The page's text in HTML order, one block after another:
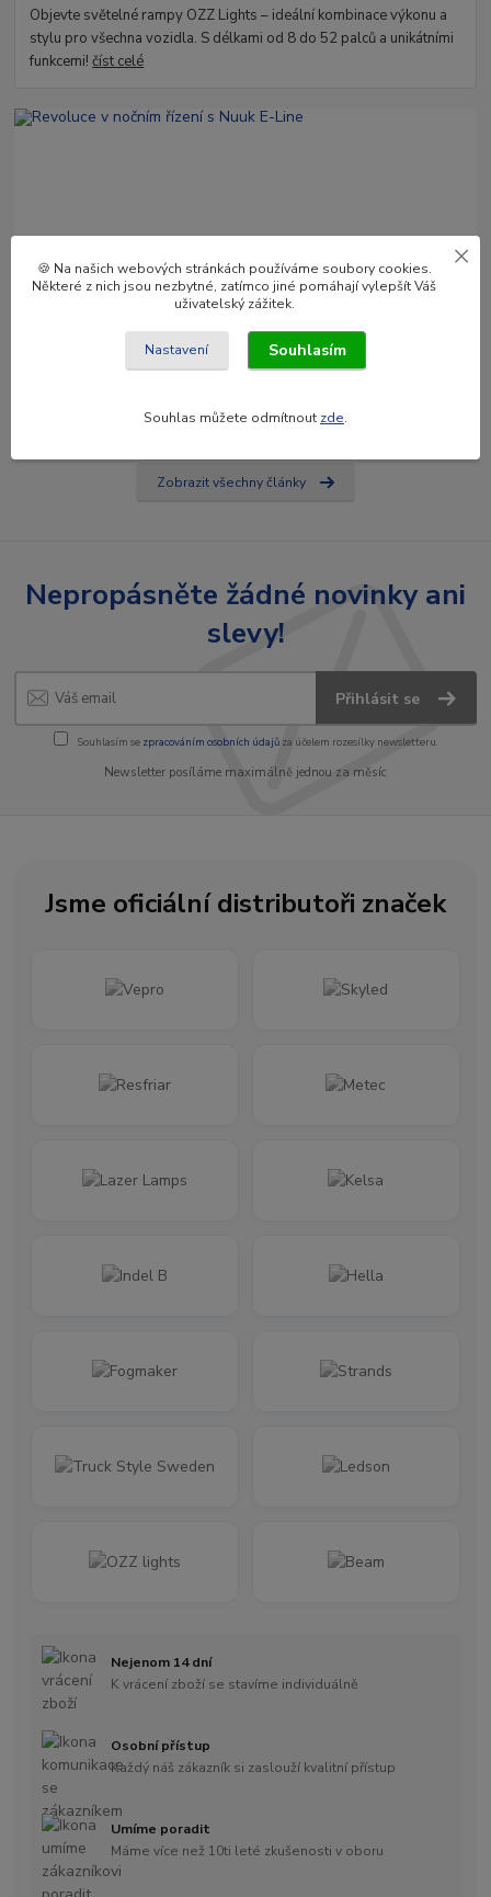
Objevte světelné rampy OZZ Lights – ideální kombinace výkonu a
stylu pro všechna vozidla. S délkami od 8 do 52 palců a unikátními
funkcemi!číst celé
Revoluce v nočním řízení s Nuuk E-Line
Nuuk E-Line Duo je vysoce kvalitní LED lišta a držák registrační
Zobrazit všechny články
Nepropásněte žádné novinky ani
slevy!
Přihlásit se
Souhlasím se zpracováním osobních údajůza účelem rozesílky newsletteru.
Newsletter posíláme maximálně jednou za měsíc
Jsme oficiální distributoři značek
Nejenom 14 dní
K vrácení zboží se stavíme individuálně
Osobní přístup
Každý náš zákazník si zaslouží kvalitní přístup
Umíme poradit
Máme více než 10ti leté zkušenosti v oboru
🍪 Na našich webových stránkách používáme soubory cookies.
Některé z nich jsou nezbytné, zatímco jiné pomáhají vylepšít Váš
uživatelský zážitek.
Nastavení Souhlasím
Souhlas můžete odmítnout zde.